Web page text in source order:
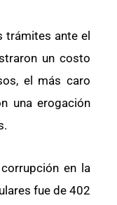
trámites ante el
un costo
el más caro
una erogación
en la
fue de 402